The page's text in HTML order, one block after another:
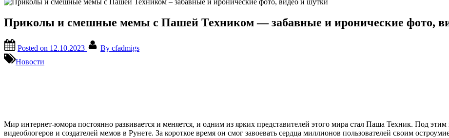
Приколы и смешные мемы с Пашей Техником — забавные и иронические фото,
Posted on 12.10.2023 By cfadmigs
Новости
Мир интернет-юмора постоянно развивается и меняется, и одним из ярких представителей этого мира стал Паша Техник. Под
видеоблогеров и создателей мемов в Рунете. За короткое время он смог завоевать сердца миллионов пользователей своим